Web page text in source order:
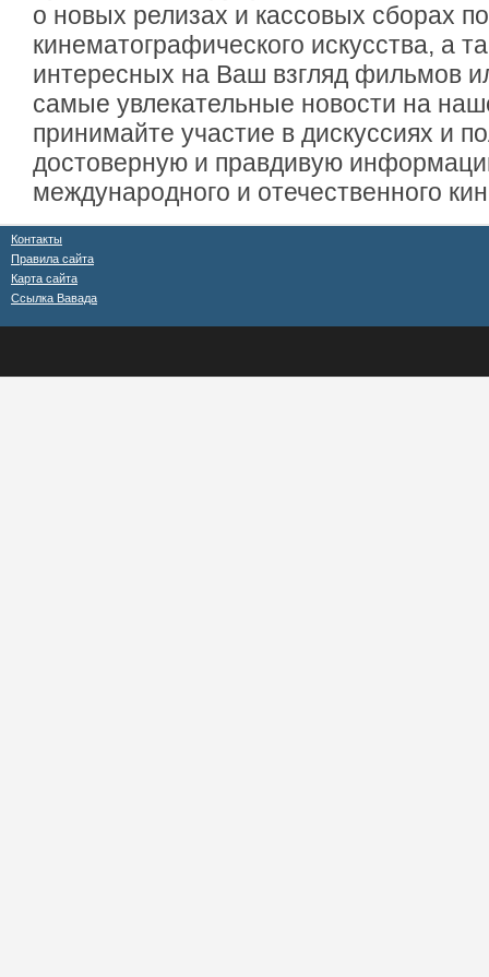
о новых релизах и кассовых сборах
кинематографического искусства, а
интересных на Ваш взгляд фильмов
самые увлекательные новости на
принимайте участие в дискуссиях и
достоверную и правдивую
международного и отечественного
Контакты
Правила сайта
Карта сайта
Ссылка Вавада